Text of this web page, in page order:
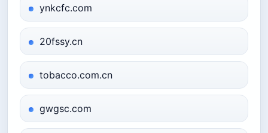
ynkcfc.com
20fssy.cn
tobacco.com.cn
gwgsc.com